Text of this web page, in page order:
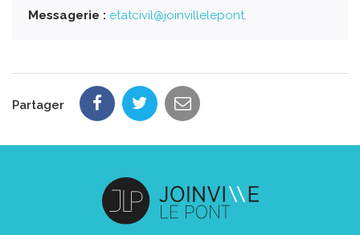
Messagerie : etatcivil@joinvillelepont.
Partager